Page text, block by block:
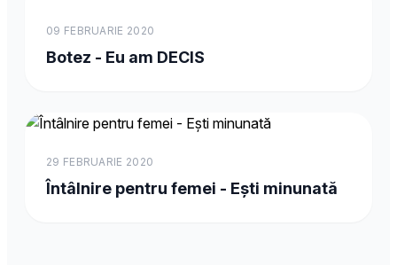
09 FEBRUARIE 2020
Botez - Eu am DECIS
29 FEBRUARIE 2020
Întâlnire pentru femei - Ești minunată